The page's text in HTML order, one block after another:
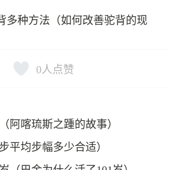
多种方法（如何改善驼背的现
0人点赞
阿喀琉斯之踵的故事）
平均步幅多少合适）